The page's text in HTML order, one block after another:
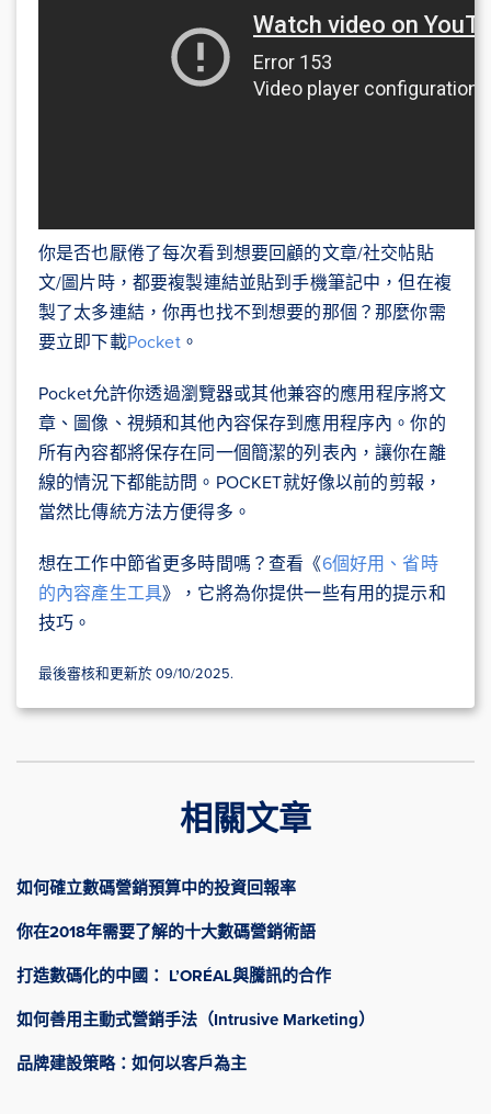
你是否也厭倦了每次看到想要回顧的文章/社交帖貼
文/圖片時，都要複製連結並貼到手機筆記中，但在複
製了太多連結，你再也找不到想要的那個？那麼你需
要立即下載Pocket。
Pocket允許你透過瀏覽器或其他兼容的應用程序將文
章、圖像、視頻和其他內容保存到應用程序內。你的
所有內容都將保存在同一個簡潔的列表內，讓你在離
線的情況下都能訪問。POCKET就好像以前的剪報，
當然比傳統方法方便得多。
想在工作中節省更多時間嗎？查看《6個好用、省時
的內容產生工具》，它將為你提供一些有用的提示和
技巧。
最後審核和更新於 09/10/2025.
相關文章
如何確立數碼營銷預算中的投資回報率
你在2018年需要了解的十大數碼營銷術語
打造數碼化的中國： L’ORÉAL與騰訊的合作
如何善用主動式營銷手法（Intrusive Marketing）
品牌建設策略：如何以客戶為主